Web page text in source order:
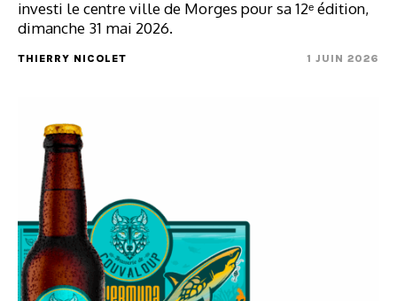
investi le centre ville de Morges pour sa 12ᵉ édition,
dimanche 31 mai 2026.
THIERRY NICOLET 1 JUIN 2026